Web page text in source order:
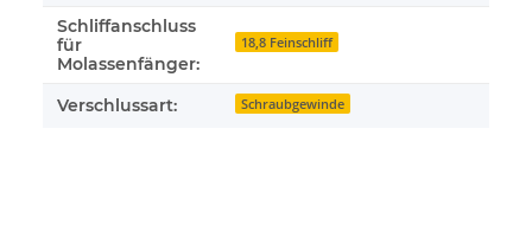
Schliffanschluss
für
Molassenfänger:
18,8 Feinschliff
Verschlussart: Schraubgewinde